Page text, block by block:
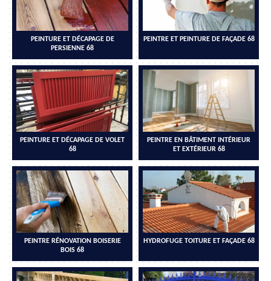
PEINTURE ET DÉCAPAGE DE
PERSIENNE 68
PEINTRE ET PEINTURE DE FAÇADE 68
PEINTURE ET DÉCAPAGE DE VOLET
68
PEINTRE EN BÂTIMENT INTÉRIEUR
ET EXTÉRIEUR 68
PEINTRE RÉNOVATION BOISERIE
BOIS 68
HYDROFUGE TOITURE ET FAÇADE 68